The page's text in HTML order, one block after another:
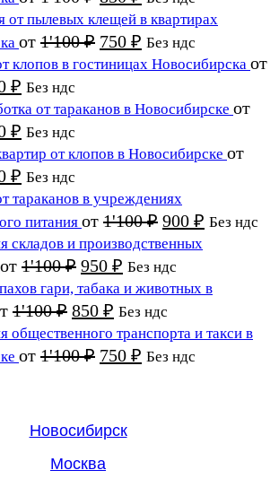
1'100 ₽.
цена
составляла
1'100 ₽.
цена:
850 ₽.
от пылевых клещей в квартирах
от 1'100₽ Первоначальная
цена
1'100 ₽.
750 ₽ Текущая
цена:
Без ндс
клопов в гостиницах Новосибирска от
₽.
₽ Текущая
цена:
850 ₽.
Без ндс
от тараканов в Новосибирске от
₽.
₽ Текущая
цена:
950 ₽.
Без ндс
от клопов в Новосибирске от
₽.
₽ Текущая
цена:
850 ₽.
Без ндс
тараканов в учреждениях
питания от 1'100₽
цена
1'100 ₽.
900 ₽ Текущая
Без ндс
складов и производственных
от 1'100₽ Первоначальная
цена
составляла
1'100 ₽.
950 ₽ Текущая
цена:
950 ₽.
Без ндс
гари, табака и животных в
1'100₽ Первоначальная
цена
составляла
850 ₽ Текущая
цена:
850 ₽.
Без ндс
общественного транспорта и такси в
от 1'100₽ Первоначальная
750 ₽ Текущая
Без ндс
Новосибирск
Москва